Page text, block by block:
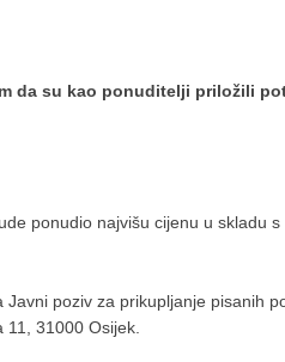
da su kao ponuditelji priložili
ponudio najvišu cijenu u skladu
poziv za prikupljanje pisanih
31000 Osijek.